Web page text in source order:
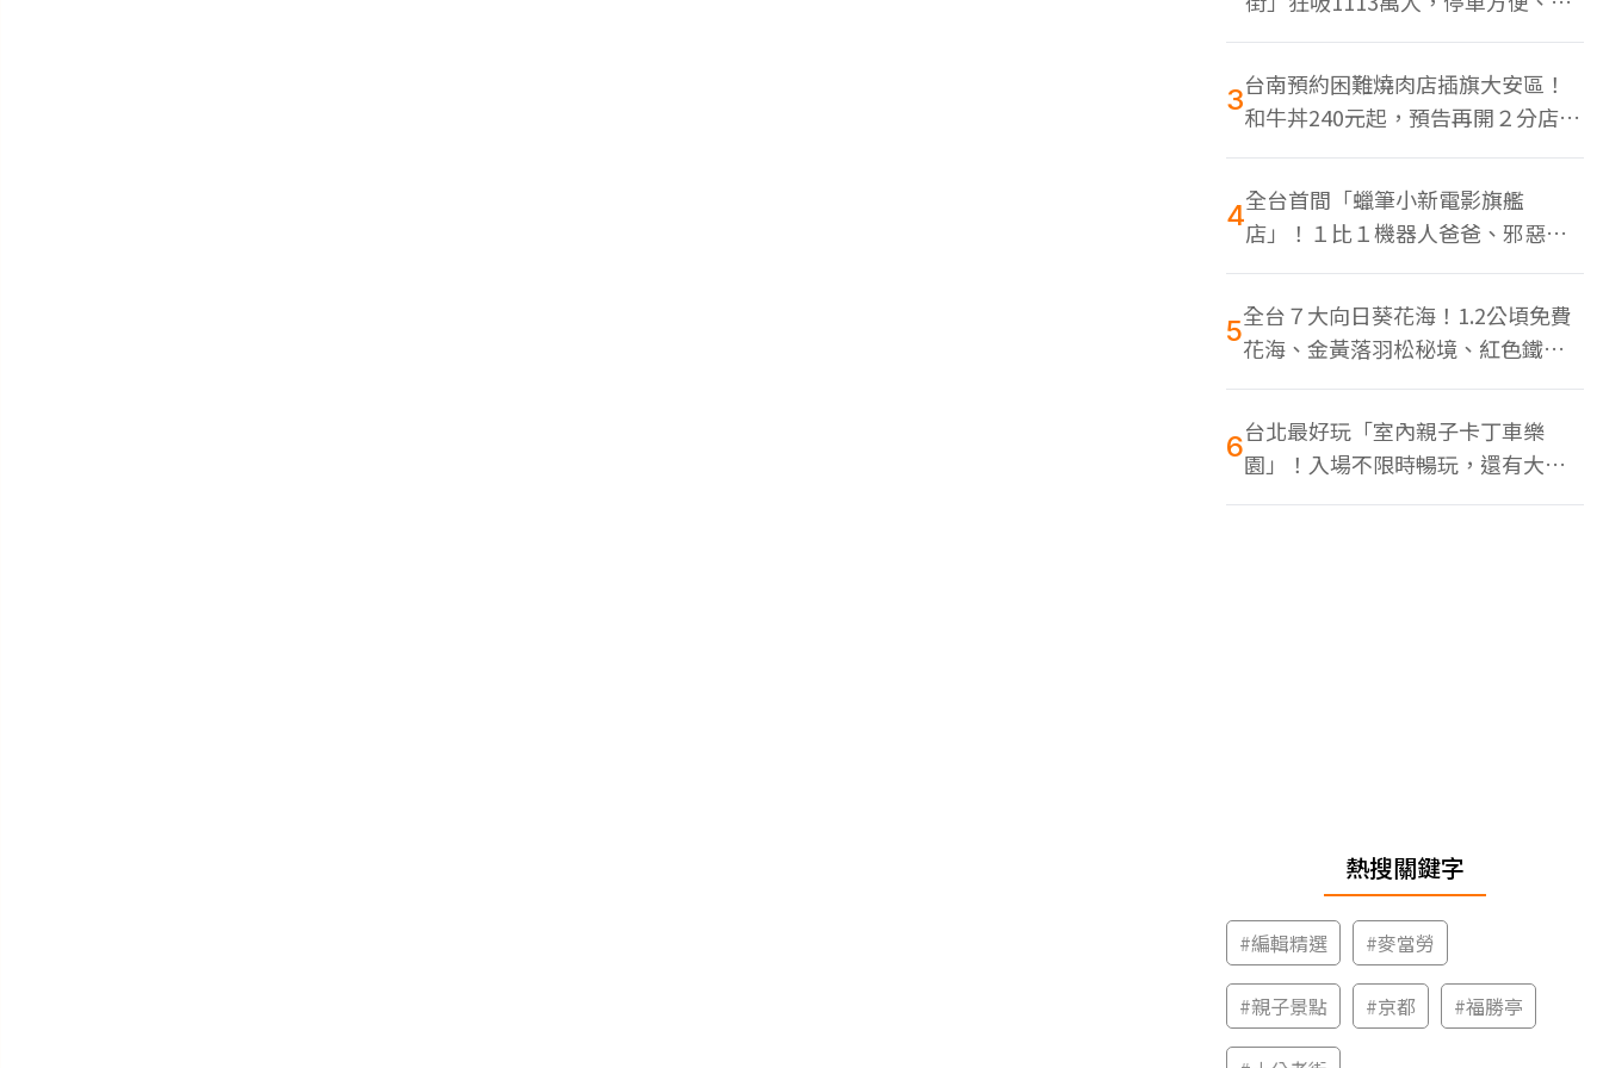
色美食多
3台南預約困難燒肉店插旗大安區！
和牛丼240元起，預告再開２分店、
地點曝光
4全台首間「蠟筆小新電影旗艦
店」！１比１機器人爸爸、邪惡正
男，百款周邊買翻
5全台７大向日葵花海！1.2公頃免費
花海、金黃落羽松秘境、紅色鐵橋
同框
6台北最好玩「室內親子卡丁車樂
園」！入場不限時暢玩，還有大螢
幕Switch遊戲區
熱搜關鍵字
#編輯精選 #麥當勞
#親子景點 #京都 #福勝亭